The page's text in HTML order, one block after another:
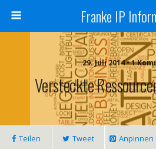
Franke IP
29. Juli 2014 • 1
Versteckte
Teilen Tweet Anpinnen